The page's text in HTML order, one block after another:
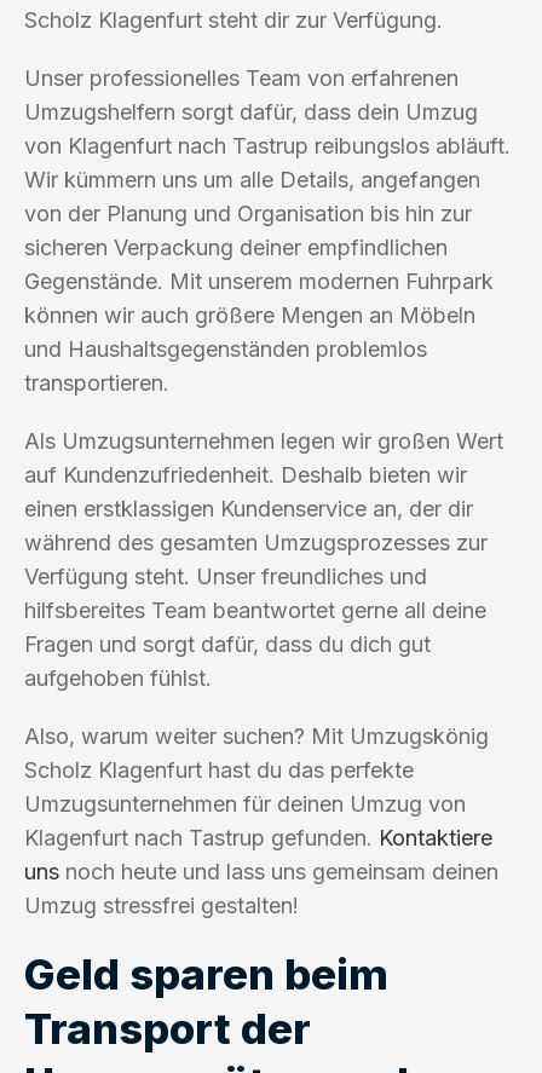
Scholz Klagenfurt steht dir zur Verfügung.
Unser professionelles Team von erfahrenen
Umzugshelfern sorgt dafür, dass dein Umzug
von Klagenfurt nach Tastrup reibungslos abläuft.
Wir kümmern uns um alle Details, angefangen
von der Planung und Organisation bis hin zur
sicheren Verpackung deiner empfindlichen
Gegenstände. Mit unserem modernen Fuhrpark
können wir auch größere Mengen an Möbeln
und Haushaltsgegenständen problemlos
transportieren.
Als Umzugsunternehmen legen wir großen Wert
auf Kundenzufriedenheit. Deshalb bieten wir
einen erstklassigen Kundenservice an, der dir
während des gesamten Umzugsprozesses zur
Verfügung steht. Unser freundliches und
hilfsbereites Team beantwortet gerne all deine
Fragen und sorgt dafür, dass du dich gut
aufgehoben fühlst.
Also, warum weiter suchen? Mit Umzugskönig
Scholz Klagenfurt hast du das perfekte
Umzugsunternehmen für deinen Umzug von
Klagenfurt nach Tastrup gefunden. Kontaktiere
uns noch heute und lass uns gemeinsam deinen
Umzug stressfrei gestalten!
Geld sparen beim
Transport der